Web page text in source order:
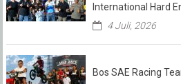
International Hard
4 Juli, 2026
Bos SAE Racing